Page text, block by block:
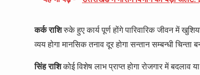
कर्क राशिरुके हुए कार्य पूर्ण होंगे पारिवारिक जीवन में
व्यय होगा मानसिक तनाव दूर होगा सन्तान सम्बन्धी चिन्ता
सिंह राशिकोई विशेष लाभ प्राप्त होगा रोजगार में बदलाव